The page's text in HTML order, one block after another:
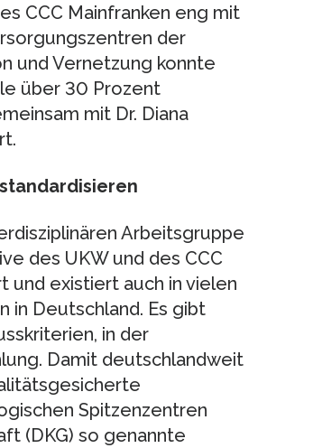
CCC Mainfranken eng mit
der
und Vernetzung konnte
über 30 Prozent
mit Dr. Diana
Arbeitsgruppe
des UKW und des CCC
und existiert auch in vielen
in Deutschland. Es gibt
in der
Damit deutschlandweit
Spitzenzentren
(DKG) so genannte